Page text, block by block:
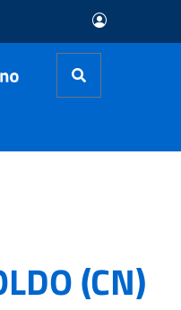
(CN)